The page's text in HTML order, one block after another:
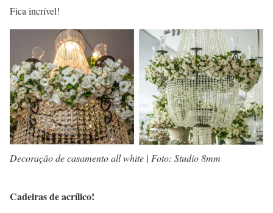
Fica incrível!
Decoração de casamento all white | Foto: Studio 8mm
Cadeiras de acrílico!